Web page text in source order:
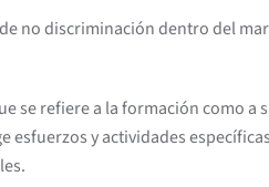
no discriminación dentro del
se refiere a la formación como a
esfuerzos y actividades